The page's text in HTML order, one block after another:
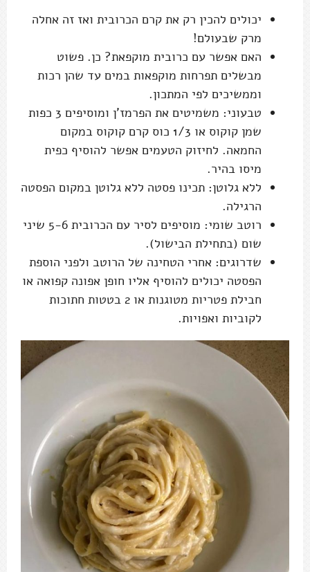
יכולים להכין רק את קרם הכרובית ואז זה אחלה
מרק שבעולם!
האם אפשר עם כרובית מוקפאת? כן. פשוט
מבשלים תפרחות מוקפאות במים עד שהן רכות
וממשיכים לפי המתכון.
טבעוני: משמיטים את הפרמז'ן ומוסיפים 3 כפות
שמן קוקוס או 1/3 כוס קרם קוקוס במקום
החמאה. לחיזוק הטעמים אפשר להוסיף כפית
מיסו בהיר.
ללא גלוטן: תכינו פסטה ללא גלוטן במקום הפסטה
הרגילה.
רוטב שומי: מוסיפים לסיר עם הכרובית 5-6 שיני
שום (בתחילת הבישול).
שדרוגים: אחרי הטחינה של הרוטב ולפני הוספת
הפסטה יכולים להוסיף אליו חופן אפונה קפואה או
חבילת פטריות מטוגנות או 2 בטטות חתוכות
לקוביות ואפויות.